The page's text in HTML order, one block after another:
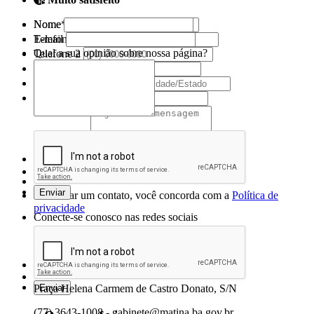
Nome*
Telefone 1*
Telefone 2
Mensagem*
*Campos obrigatórios
Ao iniciar um contato, você concorda com a Política de
privacidade
Nome
E-mail
Qual a sua opinião sobre nossa página?
Conecte-se conosco nas redes sociais
Prefeitura Municipal de Matina
Praça Helena Carmem de Castro Donato, S/N